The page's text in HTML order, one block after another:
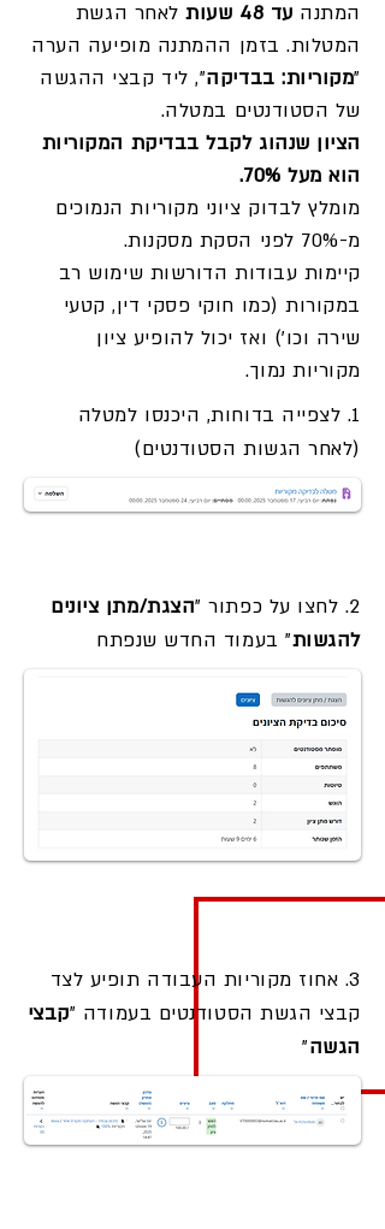
המתנה עד 48 שעות
לאחר הגשת
המטלות. בזמן ההמתנה מופיעה הערה
"מקוריות: בבדיקה", ליד קבצי ההגשה
של הסטודנטים במטלה.
הציון שנהוג לקבל בבדיקת המקוריות
הוא מעל 70%.
מומלץ לבדוק ציוני מקוריות הנמוכים
מ-70% לפני הסקת מסקנות.
קיימות עבודות הדורשות שימוש רב
במקורות (כמו חוקי פסקי דין, קטעי
שירה וכו') ואז יכול להופיע ציון
מקוריות נמוך.
1. לצפייה בדוחות, היכנסו למטלה
(לאחר הגשות הסטודנטים)
2. לחצו על כפתור "
הצגת/מתן ציונים
להגשות" בעמוד החדש שנפתח
3. אחוז מקוריות העבודה תופיע לצד
קבצי הגשת הסטודנטים בעמודה "קבצי
הגשה"